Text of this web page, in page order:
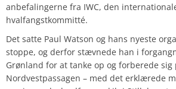
anbefalingerne fra IWC, den
hvalfangstkommitté.
Det satte Paul Watson og hans nyeste
stoppe, og derfor stævnede han i
Grønland for at tanke op og forberede
Nordvestpassagen – med det erklærede